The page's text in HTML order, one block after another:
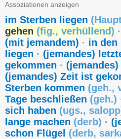
Assoziationen anzeigen
im Sterben liegen (
gehen (fig., verhüllend) ·
(mit jemandem) · in den
liegen · (jemandes)
gekommen ·
(jemandes) Zeit ist
Sterben kommen (geh.,
Tage beschließen (geh.)
sich haben (ugs., salopp
lange machen (derb) ·
schon Flügel (derb,